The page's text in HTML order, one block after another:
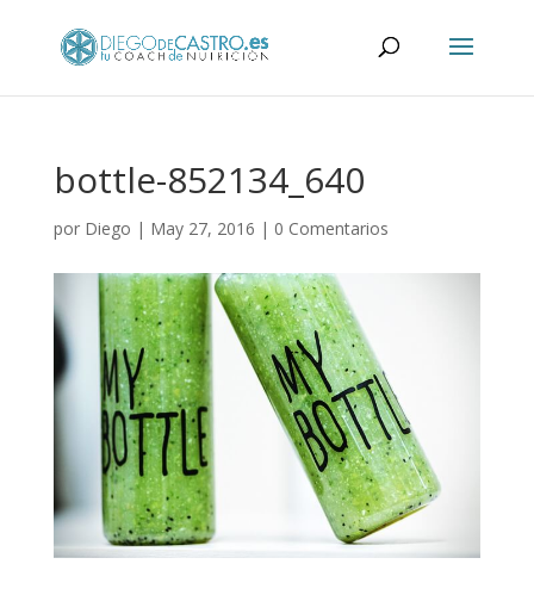
bottle-852134_640
por Diego | May 27, 2016 | 0 Comentarios